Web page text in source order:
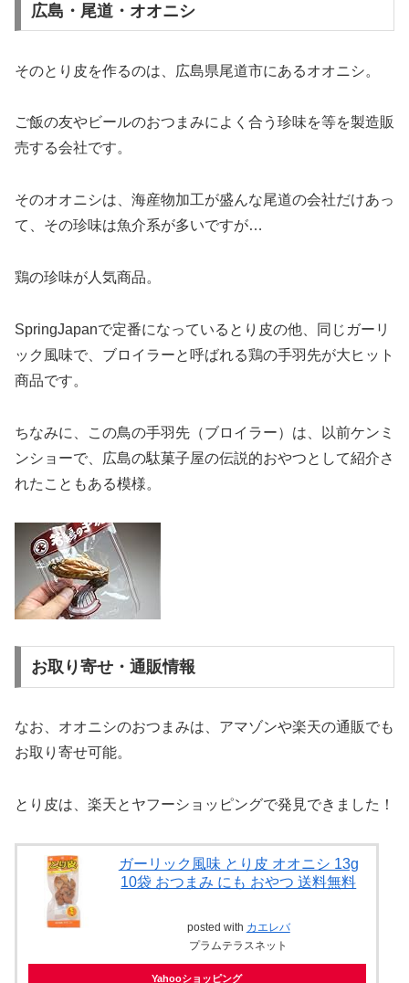
広島・尾道・オオニシ
そのとり皮を作るのは、広島県尾道市にあるオオニシ。
ご飯の友やビールのおつまみによく合う珍味を等を製造販
売する会社です。
そのオオニシは、海産物加工が盛んな尾道の会社だけあっ
て、その珍味は魚介系が多いですが…
鶏の珍味が人気商品。
SpringJapanで定番になっているとり皮の他、同じガーリ
ック風味で、ブロイラーと呼ばれる鶏の手羽先が大ヒット
商品です。
ちなみに、この鳥の手羽先（ブロイラー）は、以前ケンミ
ンショーで、広島の駄菓子屋の伝説的おやつとして紹介さ
れたこともある模様。
お取り寄せ・通販情報
なお、オオニシのおつまみは、アマゾンや楽天の通販でも
お取り寄せ可能。
とり皮は、楽天とヤフーショッピングで発見できました！
ガーリック風味 とり皮 オオニシ 13g
10袋 おつまみ にも おやつ 送料無料
posted with カエレバ
プラムテラスネット
Yahooショッピング